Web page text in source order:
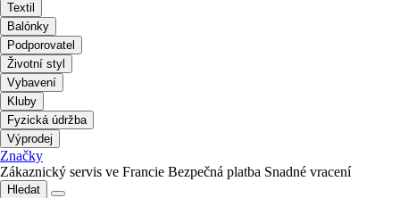
Textil
Balónky
Podporovatel
Životní styl
Vybavení
Kluby
Fyzická údržba
Výprodej
Značky
Zákaznický servis ve Francie Bezpečná platba Snadné vracení
Hledat